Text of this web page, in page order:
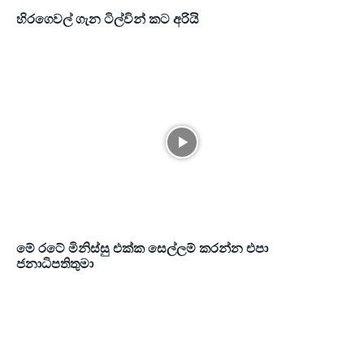
හිරගෙවල් ගැන ටිල්වින් කට අරියි
මේ රටේ මිනිස්සු එක්ක සෙල්ලම් කරන්න එපා
ජනාධිපතිතුමා